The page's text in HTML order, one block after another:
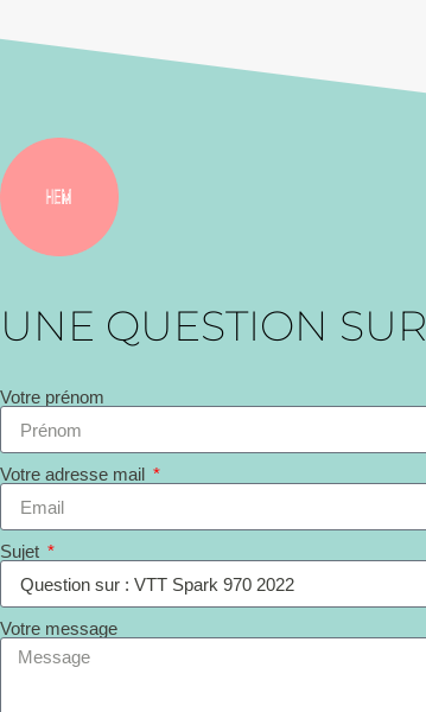
UNE QUESTION SUR
Votre prénom
Votre adresse mail
Sujet
Votre message